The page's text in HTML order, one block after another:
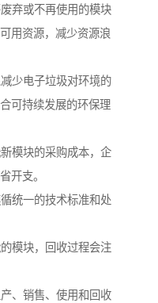
弃或不再使用的模块
用资源，减少资源浪
少电子垃圾对环境的
可持续发展的环保理
模块的采购成本，企
开支。
统一的技术标准和处
模块，回收过程会注
、销售、使用和回收